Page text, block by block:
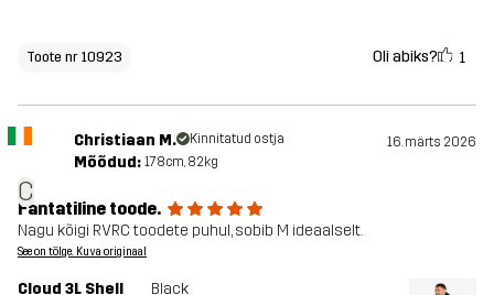
Toote nr 10923 Oli abiks? 1
C
Christiaan M. Kinnitatud ostja 16. märts 2026
Mõõdud: 178cm, 82kg
Fantatiline toode.
Nagu kõigi RVRC toodete puhul, sobib M ideaalselt.
See on tõlge. Kuva originaal
Cloud 3L Shell Black